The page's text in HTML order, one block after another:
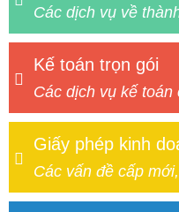
Các dịch vụ về
Kế toán trọn gói
Các dịch vụ kế
Giấy phép kinh
Các vấn đề cấp